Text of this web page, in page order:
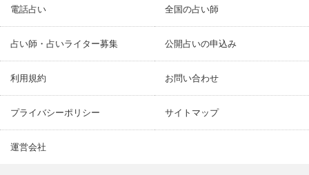
電話占い 全国の占い師
占い師・占いライター募集 公開占いの申込み
利用規約 お問い合わせ
プライバシーポリシー サイトマップ
運営会社